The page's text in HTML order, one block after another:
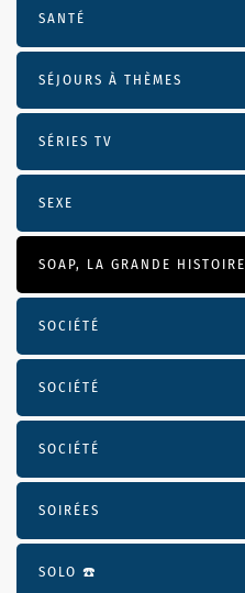
SANTÉ
SÉJOURS À THÈMES
SÉRIES TV
SEXE
SOAP, LA GRANDE HISTOIRE
SOCIÉTÉ
SOCIÉTÉ
SOCIÉTÉ
SOIRÉES
SOLO ☎️